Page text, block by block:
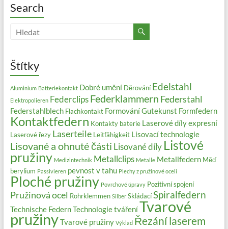
Search
Štítky
Aluminium Batteriekontakt Dobré umění Děrování Edelstahl
Elektropolieren Federclips Federklammern Federstahl
Federstahlblech Flachkontakt FormováníGutekunst Formfedern
Kontaktfedern Kontakty baterie Laserové díly expresní
Laserové řezy Laserteile Leitfähigkeit Lisovací technologie
Lisované a ohnuté části Lisované díly Listové
pružiny Medizintechnik Metallclips Metalle Metallfedern Měď
berylium Passivieren pevnost v tahu Plechy z pružinové oceli
Ploché pružiny Povrchové úpravy Pozitivní spojení
Pružinová ocel Rohrklemmen Silber Skládací Spiralfedern
Technische FedernTechnologie tvářeníTvarové
pružinyTvarové pružiny Výklad Řezání laserem